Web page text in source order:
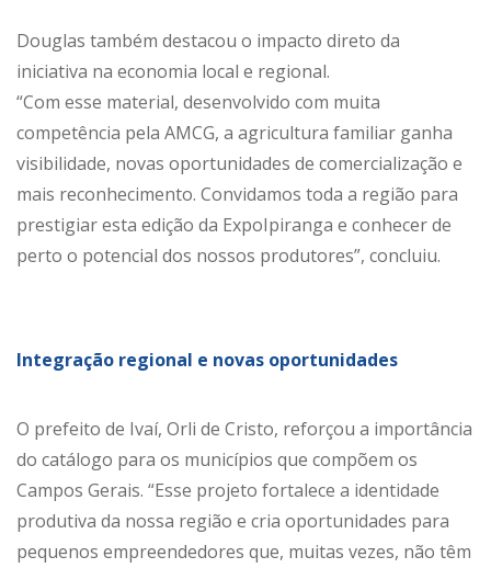
Douglas também destacou o impacto direto da
iniciativa na economia local e regional.
“Com esse material, desenvolvido com muita
competência pela AMCG, a agricultura familiar ganha
visibilidade, novas oportunidades de comercialização e
mais reconhecimento. Convidamos toda a região para
prestigiar esta edição da ExpoIpiranga e conhecer de
perto o potencial dos nossos produtores”, concluiu.
Integração regional e novas oportunidades
O prefeito de Ivaí, Orli de Cristo, reforçou a importância
do catálogo para os municípios que compõem os
Campos Gerais. “Esse projeto fortalece a identidade
produtiva da nossa região e cria oportunidades para
pequenos empreendedores que, muitas vezes, não têm